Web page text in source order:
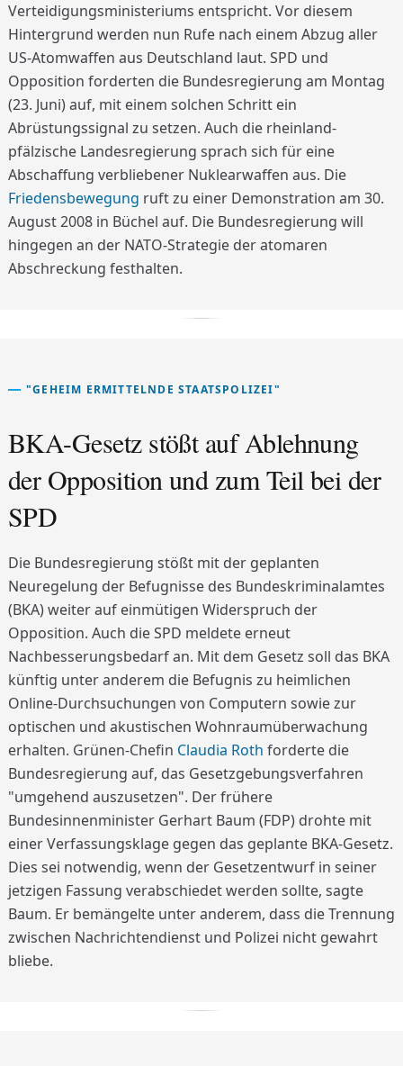
Verteidigungsministeriums entspricht. Vor diesem
Hintergrund werden nun Rufe nach einem Abzug aller
US-Atomwaffen aus Deutschland laut. SPD und
Opposition forderten die Bundesregierung am Montag
(23. Juni) auf, mit einem solchen Schritt ein
Abrüstungssignal zu setzen. Auch die rheinland-
pfälzische Landesregierung sprach sich für eine
Abschaffung verbliebener Nuklearwaffen aus. Die
Friedensbewegung ruft zu einer Demonstration am 30.
August 2008 in Büchel auf. Die Bundesregierung will
hingegen an der NATO-Strategie der atomaren
Abschreckung festhalten.
"GEHEIM ERMITTELNDE STAATSPOLIZEI"
BKA-Gesetz stößt auf Ablehnung
der Opposition und zum Teil bei der
SPD
Die Bundesregierung stößt mit der geplanten
Neuregelung der Befugnisse des Bundeskriminalamtes
(BKA) weiter auf einmütigen Widerspruch der
Opposition. Auch die SPD meldete erneut
Nachbesserungsbedarf an. Mit dem Gesetz soll das BKA
künftig unter anderem die Befugnis zu heimlichen
Online-Durchsuchungen von Computern sowie zur
optischen und akustischen Wohnraumüberwachung
erhalten. Grünen-Chefin Claudia Roth forderte die
Bundesregierung auf, das Gesetzgebungsverfahren
"umgehend auszusetzen". Der frühere
Bundesinnenminister Gerhart Baum (FDP) drohte mit
einer Verfassungsklage gegen das geplante BKA-Gesetz.
Dies sei notwendig, wenn der Gesetzentwurf in seiner
jetzigen Fassung verabschiedet werden sollte, sagte
Baum. Er bemängelte unter anderem, dass die Trennung
zwischen Nachrichtendienst und Polizei nicht gewahrt
bliebe.